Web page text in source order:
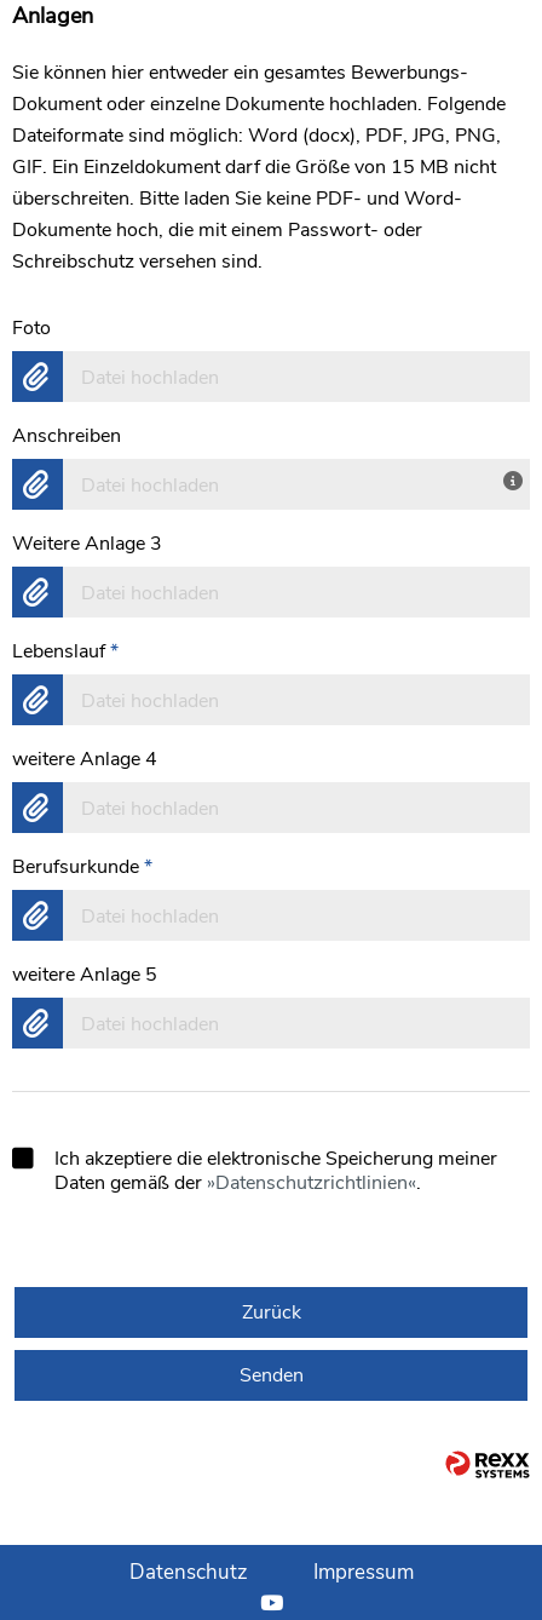
Anlagen
Sie können hier entweder ein gesamtes Bewerbungs-
Dokument oder einzelne Dokumente hochladen. Folgende
Dateiformate sind möglich: Word (docx), PDF, JPG, PNG,
GIF. Ein Einzeldokument darf die Größe von 15 MB nicht
überschreiten. Bitte laden Sie keine PDF- und Word-
Dokumente hoch, die mit einem Passwort- oder
Schreibschutz versehen sind.
Foto
Datei hochladen
Anschreiben
Datei hochladen
Weitere Anlage 3
Datei hochladen
Lebenslauf*
Datei hochladen
weitere Anlage 4
Datei hochladen
Berufsurkunde*
Datei hochladen
weitere Anlage 5
Datei hochladen
Ich akzeptiere die elektronische Speicherung meiner
Daten gemäß der Datenschutzrichtlinien .
Zurück
Senden
Datenschutz Impressum